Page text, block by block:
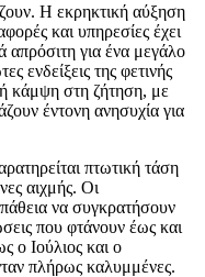
Η εκρηκτική αύξηση
και υπηρεσίες έχει
απρόσιτη για ένα μεγάλο
ενδείξεις της φετινής
κάμψη στη ζήτηση, με
έντονη ανησυχία για
πτωτική τάση
αιχμής. Οι
να συγκρατήσουν
που φτάνουν έως και
ο Ιούλιος και ο
πλήρως καλυμμένες.